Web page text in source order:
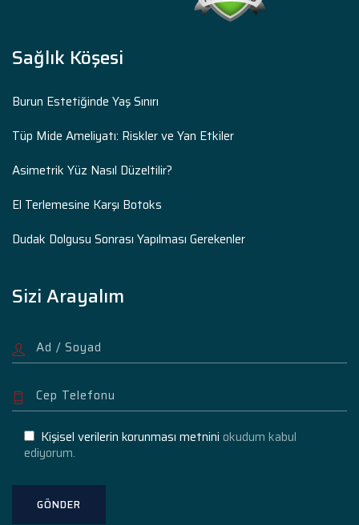
Sağlık Köşesi
Burun Estetiğinde Yaş Sınırı
Tüp Mide Ameliyatı: Riskler ve Yan Etkiler
Asimetrik Yüz Nasıl Düzeltilir?
El Terlemesine Karşı Botoks
Dudak Dolgusu Sonrası Yapılması Gerekenler
Sizi Arayalım
Kişisel verilerin korunması metnini okudum kabul
ediyorum.